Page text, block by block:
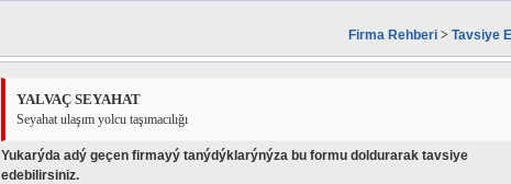
Firma Rehberi > Tavsiye
YALVAÇ SEYAHAT
Seyahat ulaşım yolcu taşımacılığı
Yukarýda adý geçen firmayý tanýdýklarýnýza bu formu doldurarak tavsiye
edebilirsiniz.